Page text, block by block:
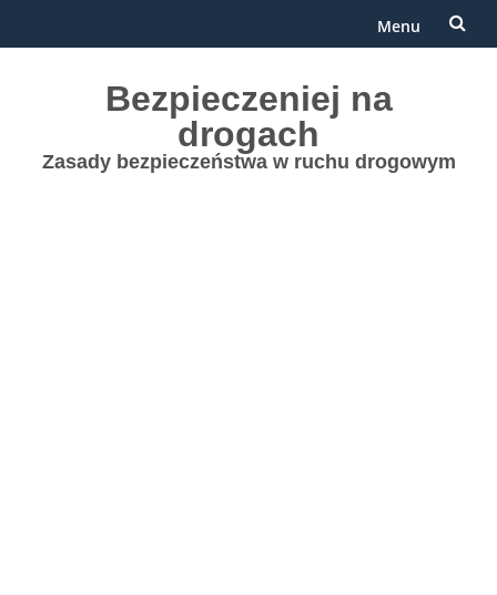
Menu
Bezpieczeniej na
drogach
Zasady bezpieczeństwa w ruchu drogowym